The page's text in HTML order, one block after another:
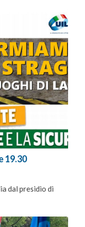
19.30
dal presidio di